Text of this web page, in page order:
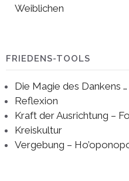
Weiblichen
FRIEDENS-TOOLS
Die Magie des Dankens …
Reflexion
Kraft der Ausrichtung –
Kreiskultur
Vergebung –